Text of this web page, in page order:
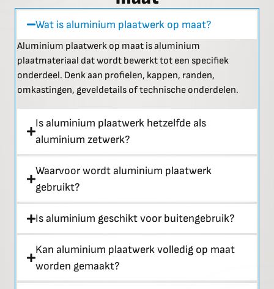
Wat is aluminium plaatwerk op maat?
Aluminium plaatwerk op maat is aluminium
plaatmateriaal dat wordt bewerkt tot een specifiek
onderdeel. Denk aan profielen, kappen, randen,
omkastingen, geveldetails of technische onderdelen.
Is aluminium plaatwerk hetzelfde als
aluminium zetwerk?
Waarvoor wordt aluminium plaatwerk
gebruikt?
Is aluminium geschikt voor buitengebruik?
Kan aluminium plaatwerk volledig op maat
worden gemaakt?